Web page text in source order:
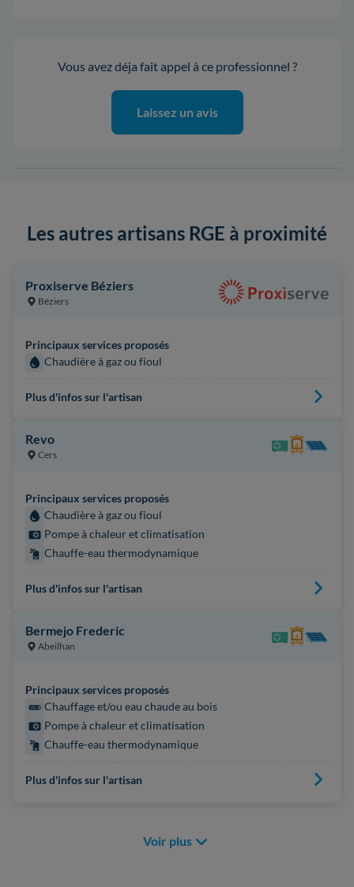
Vous avez déja fait appel à ce professionnel ?
Laissez un avis
Les autres artisans RGE à proximité
Proxiserve Béziers
Béziers
Principaux services proposés
Chaudière à gaz ou fioul
Plus d'infos sur l'artisan
Revo
Cers
Principaux services proposés
Chaudière à gaz ou fioul
Pompe à chaleur et climatisation
Chauffe-eau thermodynamique
Plus d'infos sur l'artisan
Bermejo Frederic
Abeilhan
Principaux services proposés
Chauffage et/ou eau chaude au bois
Pompe à chaleur et climatisation
Chauffe-eau thermodynamique
Plus d'infos sur l'artisan
Voir plus